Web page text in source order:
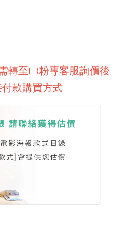
轉至FB粉專客服詢價後
款購買方式